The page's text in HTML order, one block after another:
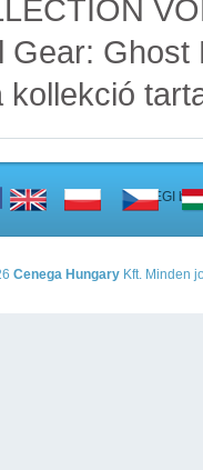
Gear:
kollekció
A PEGI
Cenega Hungary Kft. Minden